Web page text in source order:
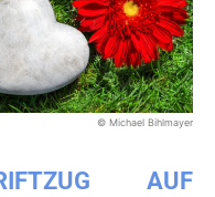
© Michael Bihlmayer
AUF